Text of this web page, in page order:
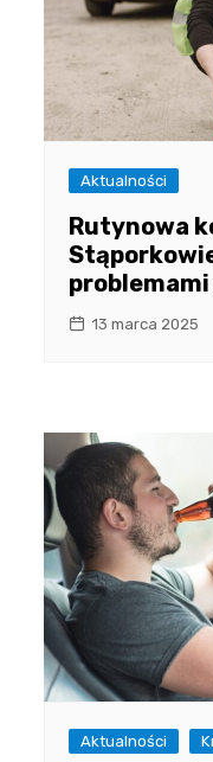
Aktualności
Rutynowa
13 marca 2025
Aktualności